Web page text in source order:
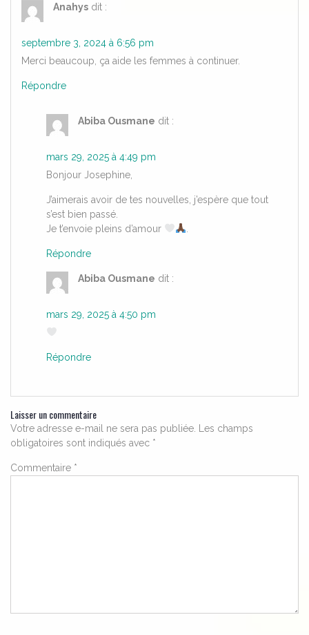
Anahys dit :
septembre 3, 2024 à 6:56 pm
Merci beaucoup, ça aide les femmes à continuer.
Répondre
Abiba Ousmane dit :
mars 29, 2025 à 4:49 pm
Bonjour Josephine,
J’aimerais avoir de tes nouvelles, j’espère que tout
s’est bien passé.
Je t’envoie pleins d’amour
Répondre
Abiba Ousmane dit :
mars 29, 2025 à 4:50 pm
Répondre
Laisser un commentaire
Votre adresse e-mail ne sera pas publiée.
Les champs
obligatoires sont indiqués avec *
Commentaire *